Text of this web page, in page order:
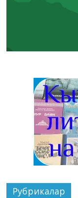
Рубрикалар